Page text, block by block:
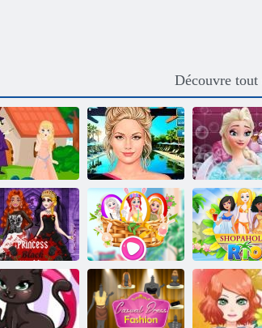
Découvre tout
Princesse
Malédiction
Maquillage Réel
Bain de
Elsa
Robe de mariée
noire princesse
Parti de lapin de
Pâques Disney
Rio